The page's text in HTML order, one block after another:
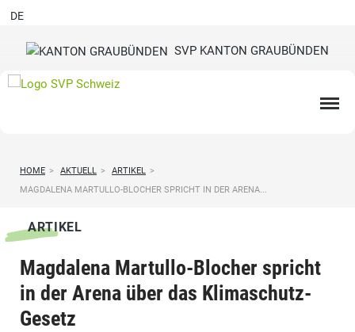
SVP KANTON GRAUBÜNDEN
DE
HOME > AKTUELL > ARTIKEL >
MAGDALENA MARTULLO-BLOCHER SPRICHT IN DER ARENA...
ARTIKEL
Magdalena Martullo-Blocher spricht
in der Arena über das Klimaschutz-
Gesetz